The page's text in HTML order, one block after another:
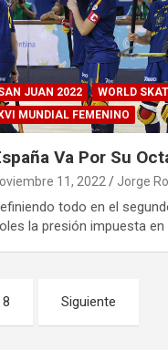
JUAN 2022
WORLD
MUNDIAL FEMENINO
Va Por Su
11, 2022 Jorge
todo en el
la presión impuesta en
8 Siguiente